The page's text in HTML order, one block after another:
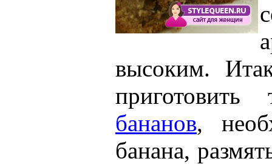
высоким.
бананов,
банана,